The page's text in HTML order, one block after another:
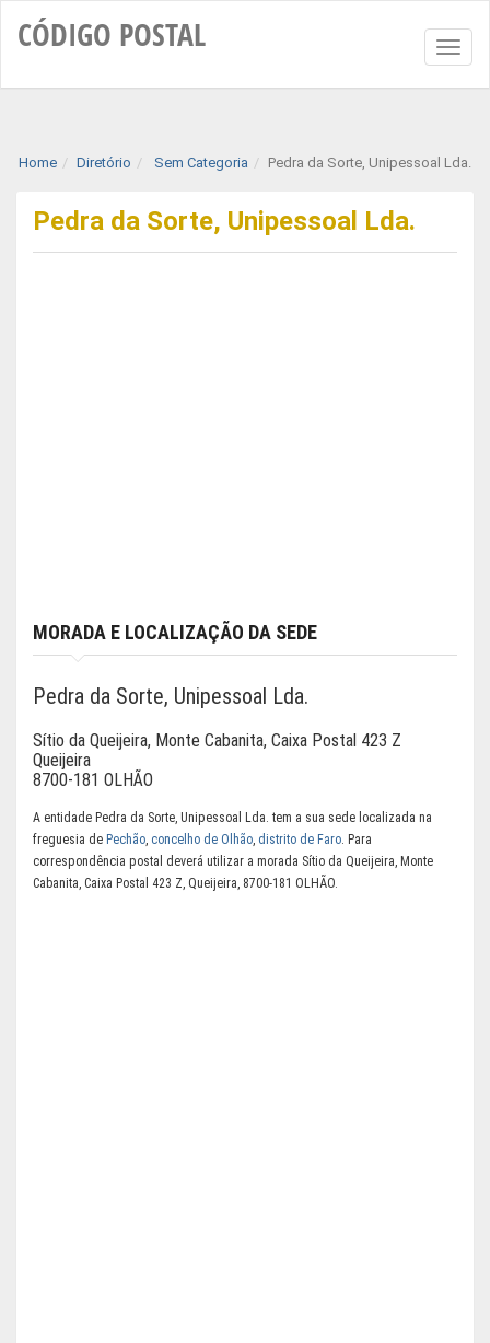
CÓDIGO POSTAL
Home Diretório Sem Categoria Pedra da Sorte, Unipessoal Lda.
Pedra da Sorte, Unipessoal Lda.
MORADA E LOCALIZAÇÃO DA SEDE
Pedra da Sorte, Unipessoal Lda.
Sítio da Queijeira, Monte Cabanita, Caixa Postal 423 Z
Queijeira
8700-181 OLHÃO
A entidade Pedra da Sorte, Unipessoal Lda. tem a sua sede localizada na
freguesia de Pechão, concelho de Olhão, distrito de Faro. Para
correspondência postal deverá utilizar a morada Sítio da Queijeira, Monte
Cabanita, Caixa Postal 423 Z, Queijeira, 8700-181 OLHÃO.